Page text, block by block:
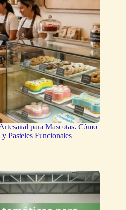
para Mascotas: Cómo
Pasteles Funcionales